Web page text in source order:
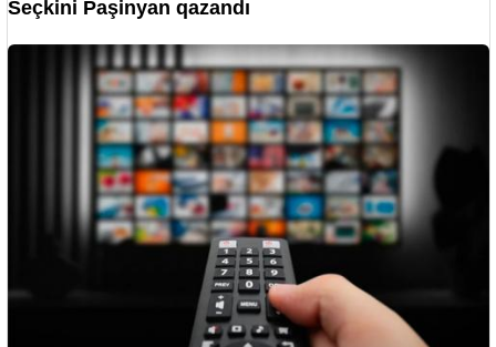
Seçkini Paşinyan qazandı